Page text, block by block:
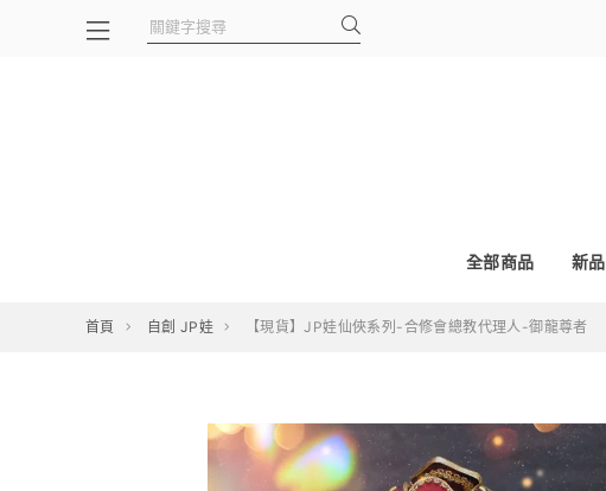
全部商品 新品
首頁 自創 JP娃 【現貨】JP娃仙俠系列-合修會總教代理人-御龍尊者